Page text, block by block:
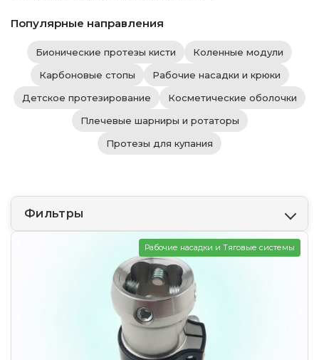
Популярные направления
Бионические протезы кисти
Коленные модули
Карбоновые стопы
Рабочие насадки и крюки
Детское протезирование
Косметические оболочки
Плечевые шарниры и ротаторы
Протезы для купания
Фильтры
Рабочие насадки и Тяговые системы